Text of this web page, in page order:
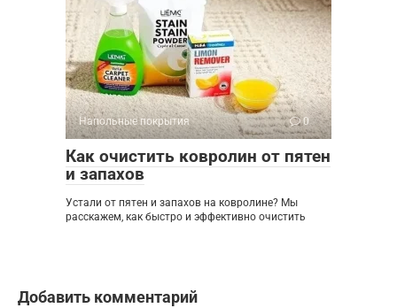
Напольные покрытия 0
Как очистить ковролин от пятен
и запахов
Устали от пятен и запахов на ковролине? Мы
расскажем, как быстро и эффективно очистить
Добавить комментарий